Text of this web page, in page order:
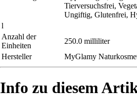
Tierversuchsfrei,
Ungiftig, Glutenfrei,
l
Anzahl der
Einheiten
250.0 milliliter
Hersteller
MyGlamy
Info zu diesem